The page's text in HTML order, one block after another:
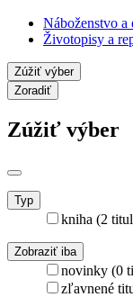
Náboženstvo a
Životopisy a
Zúžiť výber
Zoradiť
Zúžiť výber
Typ
kniha (2
Zobraziť iba
novinky (0
zľavnené